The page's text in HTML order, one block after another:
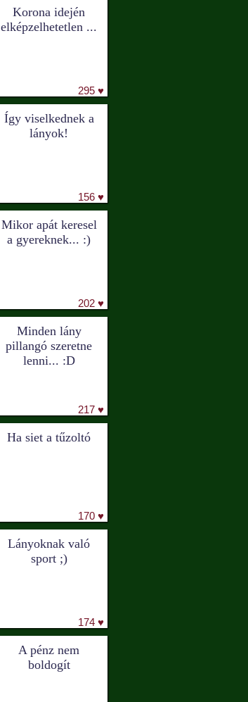
Korona idején
elképzelhetetlen ...
295 ♥
Így viselkednek a
lányok!
156 ♥
Mikor apát keresel
a gyereknek... :)
202 ♥
Minden lány
pillangó szeretne
lenni... :D
217 ♥
Ha siet a tűzoltó
170 ♥
Lányoknak való
sport ;)
174 ♥
A pénz nem
boldogít